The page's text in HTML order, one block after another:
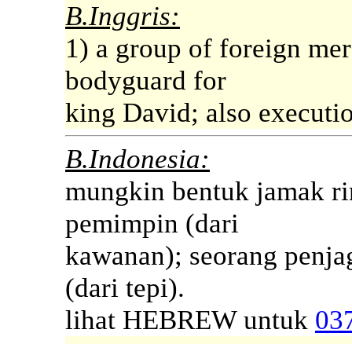
B.Inggris:
1) a group of foreign
bodyguard for
king David; also
B.Indonesia:
mungkin bentuk jamak
pemimpin (dari
kawanan); seorang
(dari tepi).
lihat HEBREW untuk